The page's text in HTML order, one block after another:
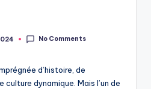
No Comments
d’histoire, de
culture dynamique. Mais l’un de